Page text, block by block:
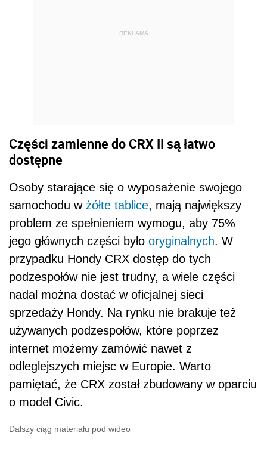
REKLAMA
Części zamienne do CRX II są łatwo
dostępne
Osoby starające się o wyposażenie swojego
samochodu w żółte tablice, mają największy
problem ze spełnieniem wymogu, aby 75%
jego głównych części było oryginalnych. W
przypadku Hondy CRX dostęp do tych
podzespołów nie jest trudny, a wiele części
nadal można dostać w oficjalnej sieci
sprzedaży Hondy. Na rynku nie brakuje też
używanych podzespołów, które poprzez
internet możemy zamówić nawet z
odleglejszych miejsc w Europie. Warto
pamiętać, że CRX został zbudowany w oparciu
o model Civic.
Dalszy ciąg materiału pod wideo